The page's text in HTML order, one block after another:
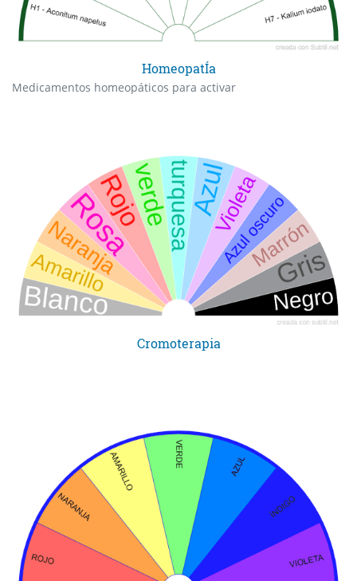
HomeopatÍa
Medicamentos homeopáticos para activar
Cromoterapia